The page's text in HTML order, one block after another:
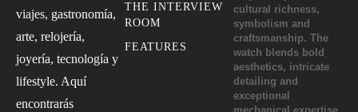
viajes, gastronomía,
arte, relojería,
joyería, tecnología y
lifestyle. Aquí
encontrarás
THE INTERVIEW
ROOM
FEATURES